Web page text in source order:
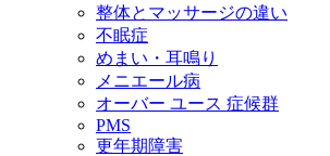
整体とマッサージの違い
不眠症
めまい・耳鳴り
メニエール病
オーバー ユース 症候群
PMS
更年期障害